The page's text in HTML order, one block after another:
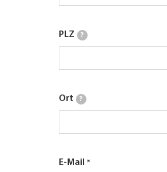
PLZ ?
Ort ?
E-Mail